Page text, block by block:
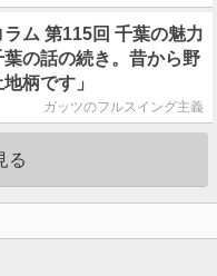
ム 第115回 千葉の魅力
葉の話の続き。昔から野
柄です」
ガッツのフルスイング主義
る